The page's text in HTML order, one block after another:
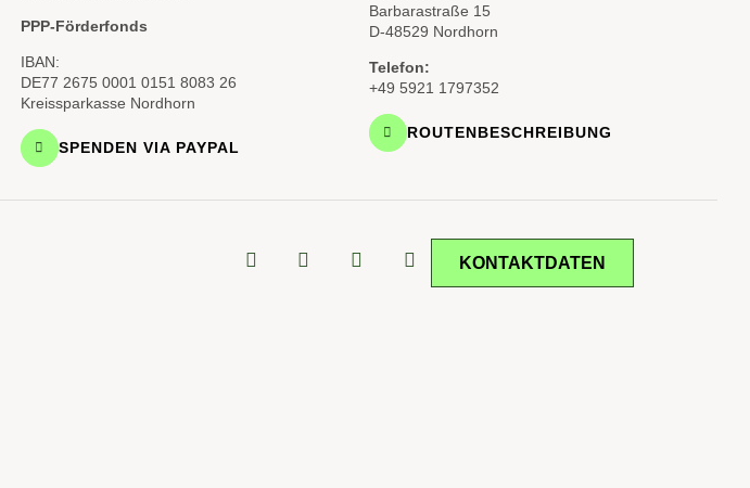
PPP-Förderfonds
IBAN:
DE77 2675 0001 0151 8083 26
Kreissparkasse Nordhorn
SPENDEN VIA PAYPAL
Barbarastraße 15
D-48529 Nordhorn
Telefon:
+49 5921 1797352
ROUTENBESCHREIBUNG
KONTAKTDATEN